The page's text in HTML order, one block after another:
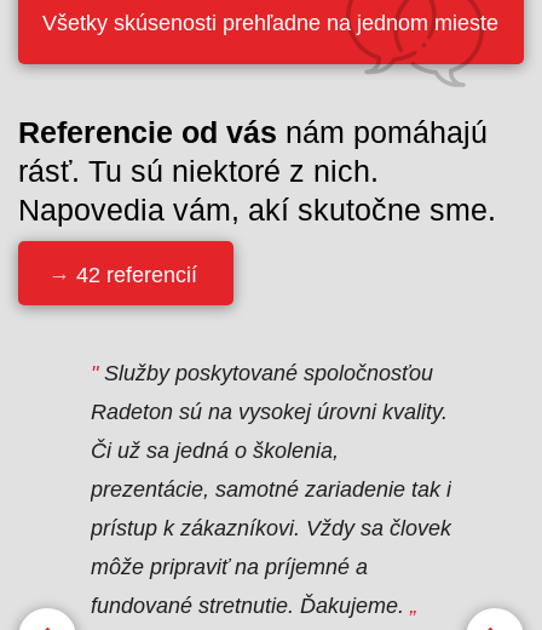
Všetky skúsenosti prehľadne na jednom mieste
Referencie od vás nám pomáhajú
rásť. Tu sú niektoré z nich.
Napovedia vám, akí skutočne sme.
42 referencií
Na
"Služby poskytované spoločnosťou
Radeton sú na vysokej úrovni kvality.
Či už sa jedná o školenia,
prezentácie, samotné zariadenie tak i
prístup k zákazníkovi. Vždy sa človek
môže pripraviť na príjemné a
fundované stretnutie. Ďakujeme. „
prístroj